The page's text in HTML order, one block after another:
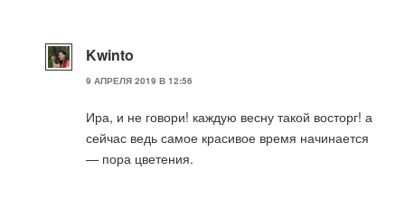
Kwinto
9 АПРЕЛЯ 2019 В 12:56
Ира, и не говори! каждую весну такой восторг! а
сейчас ведь самое красивое время начинается
— пора цветения.